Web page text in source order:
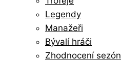
Legendy
Manažeři
Bývalí hráči
Zhodnocení sezón